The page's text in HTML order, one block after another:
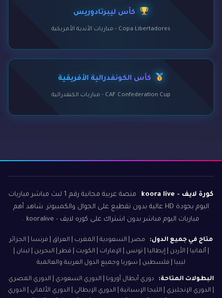
كأس ليبرتادوريس
Copa Libertadores - مباريات الأندية الأمريكية
كأس الكونفدرالية الأفريقية
CAF Confederation Cup - مباريات الكنفدرالية
كورة لايف - koora live
منصة عربية مجانية رقم 1 لبث مباشر مباريات
اليوم بجودة HD عالية بدون تقطيع على الجوال والكمبيوتر. شاهد أهم
مباريات اليوم مباشر بدون اشتراك على كوره لايف - kooralive .
متاح في جميع الدول:
مصر | السعودية | المغرب | العراق | فرنسا | الجزائر
| ألمانيا | الأردن | إيطاليا | تونس | الإمارات | الكويت | قطر | البحرين | لبنان |
ليبيا | فلسطين | سوريا وجميع الدول العربية والعالمية
البطولات المتاحة:
دوري أبطال أوروبا | الدوري السعودي | الدوري المصري
| الدوري الإنجليزي | الليجا الإسبانية | الدوري الإيطالي | الدوري الألماني | الدوري